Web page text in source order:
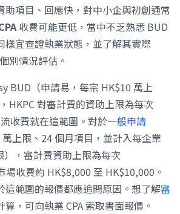
助項目、回應快，對中小企與初創通常
收費可能更低，當中不乏熟悉 BUD
樣宜查證執業狀態，並了解其實際
別情況評估。
BUD（申請易，每宗 HK$10 萬上
HKPC 對審計費的資助上限為每次
收費就在這範圍。對於一般申請
萬上限、24 個月項目，並計入每企業
，審計費資助上限為每次
場收費約 HK$8,000 至 HK$10,000。
這範圍的報價都應追問原因。想了解審
，可向執業 CPA 索取書面報價。